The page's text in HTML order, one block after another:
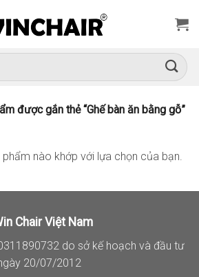
được gắn thẻ “Ghế bàn ăn bằng gỗ”
nào khớp với lựa chọn của bạn.
Chair Việt Nam
do sở kế hoạch và đầu tư
20/07/2012